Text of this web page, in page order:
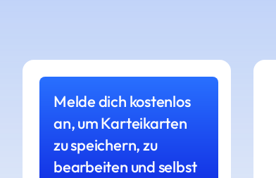
Melde dich kostenlos
an, um Karteikarten
zu speichern, zu
bearbeiten und selbst